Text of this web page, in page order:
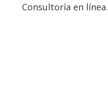
Consultoría en línea.